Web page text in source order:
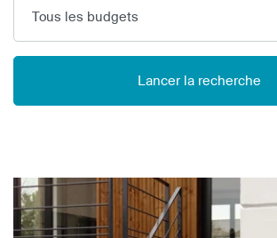
Lancer la recherche